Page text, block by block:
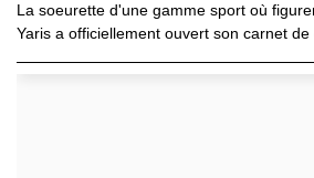
La soeurette d'une gamme sport où
Yaris a officiellement ouvert son carnet de